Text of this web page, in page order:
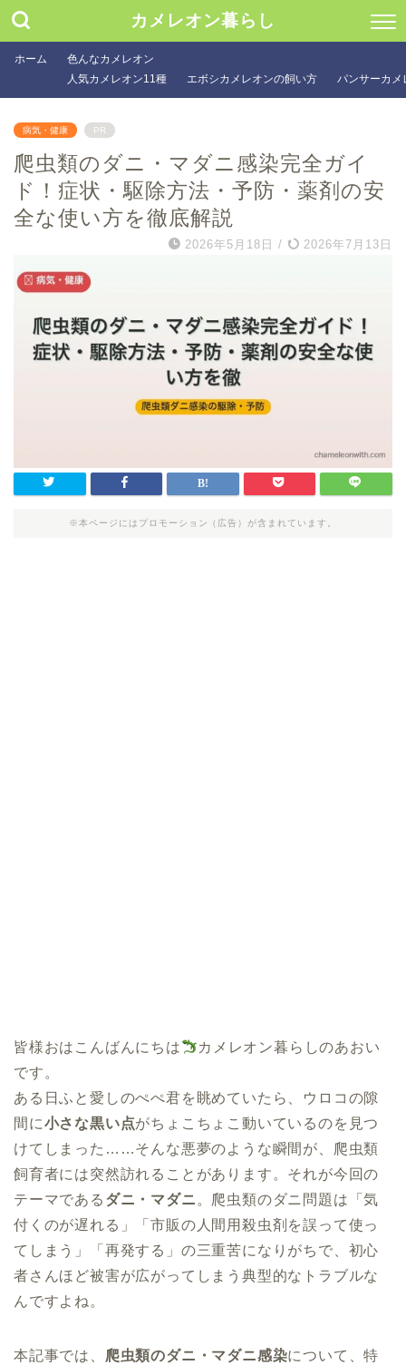
カメレオン暮らし
ホーム
色んなカメレオン
人気カメレオン11種
エボシカメレオンの飼い方 パンサーカメ
病気・健康 PR
爬虫類のダニ・マダニ感染完全ガイ
ド！症状・駆除方法・予防・薬剤の安
全な使い方を徹底解説
2026年5月18日 / 2026年7月13日
※本ページにはプロモーション（広告）が含まれています。
皆様おはこんばんにちは
カメレオン暮らしのあおい
です。
ある日ふと愛しのぺぺ君を眺めていたら、ウロコの隙
間に小さな黒い点がちょこちょこ動いているのを見つ
けてしまった……そんな悪夢のような瞬間が、爬虫類
飼育者には突然訪れることがあります。それが今回の
テーマである ダニ・マダニ 。爬虫類のダニ問題は「気
付くのが遅れる」「市販の人間用殺虫剤を誤って使っ
てしまう」「再発する」の三重苦になりがちで、初心
者さんほど被害が広がってしまう典型的なトラブルな
んですよね。
本記事では、 爬虫類のダニ・マダニ感染について、特